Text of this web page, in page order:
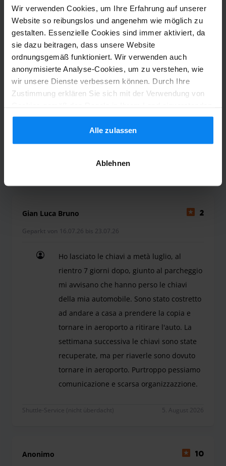
Wir verwenden Cookies, um Ihre Erfahrung auf unserer
Website so reibungslos und angenehm wie möglich zu
gestalten. Essenzielle Cookies sind immer aktiviert, da
sie dazu beitragen, dass unsere Website
ordnungsgemäß funktioniert. Wir verwenden auch
anonymisierte Analyse-Cookies, um zu verstehen, wie
wir unsere Dienste verbessern können. Durch Ihre
Zustimmung erklären Sie sich mit der Verwendung von
können Ihre Einstellungen jedoch jederzeit anpassen. Alle
Einzelheiten finden Sie in unserer Datenschutzrichtlinie.
Alle zulassen
Ablehnen
Shuttle-Service (überdacht) 5. August 2026
Andrea Angeli
Geparkt von 26.07.26 bis 02.08.26
ottimo
Gian Luca Bruno 2
Geparkt von 16.07.26 bis 23.07.26
Ho lasciato le chiavi a metà luglio, al
rientro 7 giorni dopo, giunto al parcheggio
mi avvisano che hanno perso le chiavi
della mia automobile. Sono stato costretto
ad andare a casa a prendere la copia e
tornare in aeroporto a ritirare l'auto. La
settimana successiva le chiavi sono state
recuperate, ma per riaverle sono dovuto
tornare in aeroporto. Purtroppo pessiamo
comunicazione e scarsa organizzazzione.
Shuttle-Service (nicht überdacht) 5. August 2026
Anonimo 10